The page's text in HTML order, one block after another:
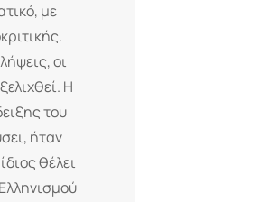
με
οι
Η
του
ήταν
θέλει